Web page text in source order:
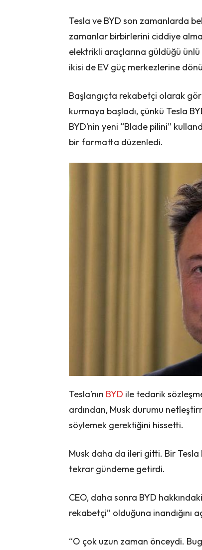
Tesla ve BYD son zamanlarda
zamanlar birbirlerini ciddiye
elektrikli araçlarına güldüğü
ikisi de EV güç merkezlerine
Başlangıçta rekabetçi olarak
kurmaya başladı, çünkü Tesla
BYD’nin yeni “Blade pilini”
bir formatta düzenledi.
Tesla’nın BYD ile tedarik
ardından, Musk durumu
söylemek gerektiğini hissetti.
Musk daha da ileri gitti. Bir
tekrar gündeme getirdi.
CEO, daha sonra BYD
rekabetçi” olduğuna inandığını
“O çok uzun zaman önceydi.